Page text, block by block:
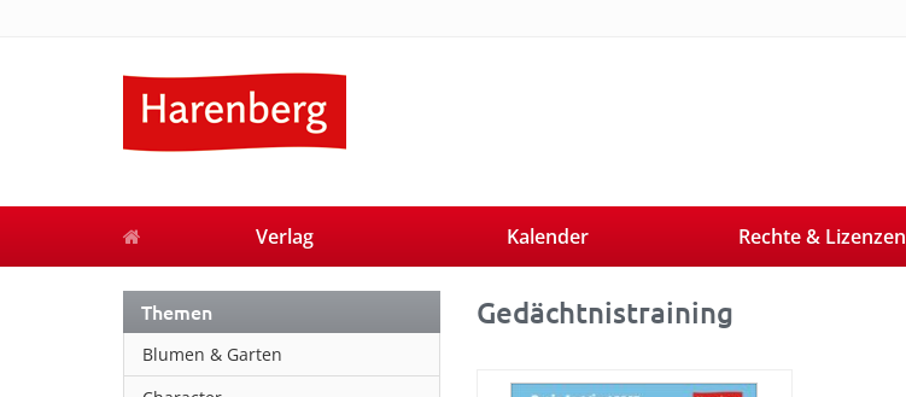
Verlag Kalender Rechte & Lizenzen
Themen
Blumen & Garten
Gedächtnistraining